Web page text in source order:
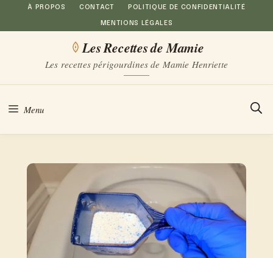
Aller
au
À PROPOS CONTACT POLITIQUE DE CONFIDENTIALITÉ
MENTIONS LÉGALES
Les Recettes de Mamie
Les recettes périgourdines de Mamie Henriette
Menu